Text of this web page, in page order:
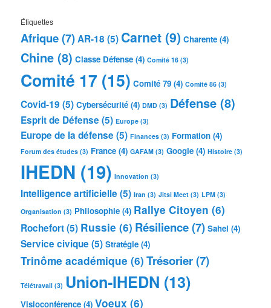
Étiquettes
Afrique(7)AR-18 (5) Carnet(9) Charente (4)
Chine (8) Classe Défense (4) Comité 16 (3)
Comité 17 (15) Comité 79 (4) Comité 86 (3)
Covid-19 (5) Cybersécurité (4) DMD (3) Défense (8)
Esprit de Défense (5) Europe (3)
Europe de la défense (5) Finances (3) Formation (4)
Forum des études (3) France (4) GAFAM (3) Google (4) Histoire (3)
IHEDN (19) Innovation (3)
Intelligence artificielle (5) Iran (3) Jitsi Meet (3) LPM (3)
Organisation (3) Philosophie (4) Rallye Citoyen (6)
Rochefort(5) Russie (6) Résilience(7) Sahel (4)
Service civique (5) Stratégie (4)
Trinôme académique (6) Trésorier(7)
Télétravail (3) Union-IHEDN (13)
Visioconférence (4) Voeux (6)